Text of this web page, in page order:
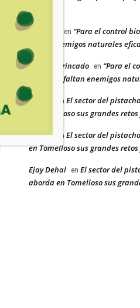
vegetal
en “Para el control
faltan enemigos naturales
Roberto Trincado en “Para el
chinches, faltan enemigos
Editorial en El sector del
en Tomelloso sus grandes
Editorial en El sector del
en Tomelloso sus grandes
Ejay Dehal en El sector del
aborda en Tomelloso sus